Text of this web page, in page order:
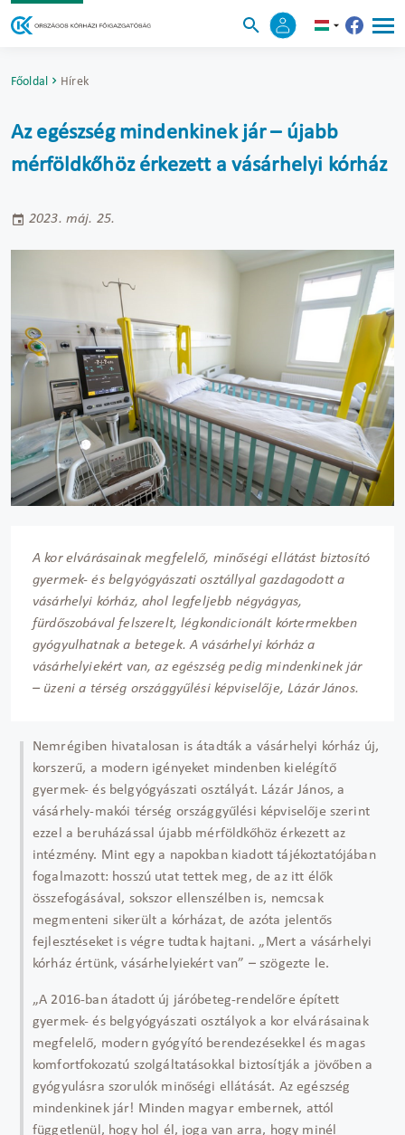
Főoldal Hírek
Az egészség mindenkinek jár – újabb
mérföldkőhöz érkezett a vásárhelyi kórház
2023. máj. 25.
A kor elvárásainak megfelelő, minőségi ellátást biztosító
gyermek- és belgyógyászati osztállyal gazdagodott a
vásárhelyi kórház, ahol legfeljebb négyágyas,
fürdőszobával felszerelt, légkondicionált kórtermekben
gyógyulhatnak a betegek. A vásárhelyi kórház a
vásárhelyiekért van, az egészség pedig mindenkinek jár
– üzeni a térség országgyűlési képviselője, Lázár János.
Nemrégiben hivatalosan is átadták a vásárhelyi kórház új,
korszerű, a modern igényeket mindenben kielégítő
gyermek- és belgyógyászati osztályát. Lázár János, a
vásárhely-makói térség országgyűlési képviselője szerint
ezzel a beruházással újabb mérföldkőhöz érkezett az
intézmény. Mint egy a napokban kiadott tájékoztatójában
fogalmazott: hosszú utat tettek meg, de az itt élők
összefogásával, sokszor ellenszélben is, nemcsak
megmenteni sikerült a kórházat, de azóta jelentős
fejlesztéseket is végre tudtak hajtani. „Mert a vásárhelyi
kórház értünk, vásárhelyiekért van” – szögezte le.
„A 2016-ban átadott új járóbeteg-rendelőre épített
gyermek- és belgyógyászati osztályok a kor elvárásainak
megfelelő, modern gyógyító berendezésekkel és magas
komfortfokozatú szolgáltatásokkal biztosítják a jövőben a
gyógyulásra szorulók minőségi ellátását. Az egészség
mindenkinek jár! Minden magyar embernek, attól
függetlenül, hogy hol él, joga van arra, hogy minél